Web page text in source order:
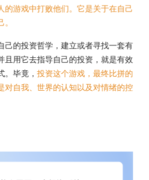
的游戏中打败他们。它是关于在自己
己的投资哲学，建立或者寻找一套有
且用它去指导自己的投资，就是有效
。毕竟， 投资这个游戏，最终比拼的
对自我、世界的认知以及对情绪的控